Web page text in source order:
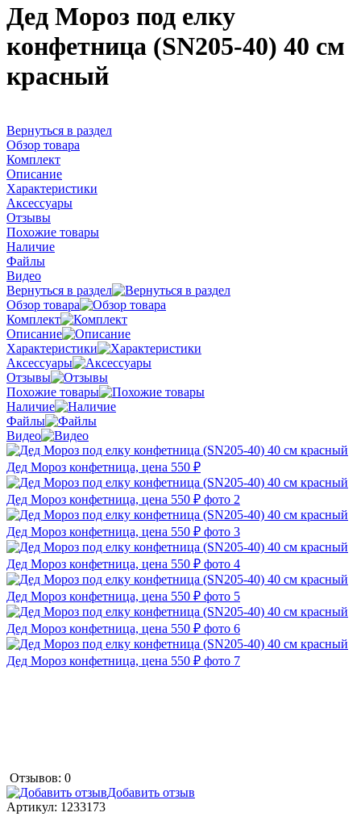
Дед Мороз под елку
конфетница (SN205-40) 40 см
красный
Вернуться в раздел
Обзор товара
Комплект
Описание
Характеристики
Аксессуары
Отзывы
Похожие товары
Наличие
Файлы
Видео
Вернуться в раздел
Обзор товара
Комплект
Описание
Характеристики
Аксессуары
Отзывы
Похожие товары
Наличие
Файлы
Видео
Отзывов: 0
Добавить отзыв
Артикул: 1233173